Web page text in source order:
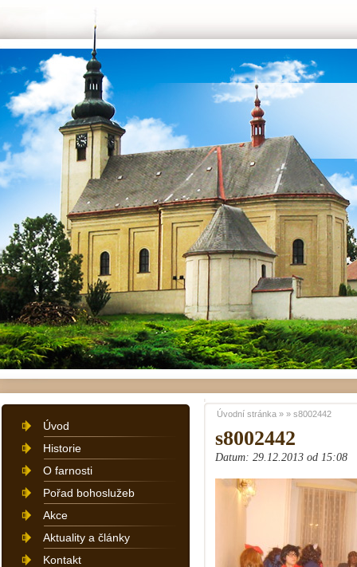
s8002442
Datum: 29.12.2013 od 15:08
Úvodní stránka » » s8002442
Úvod
Historie
O farnosti
Pořad bohoslužeb
Akce
Aktuality a články
Kontakt